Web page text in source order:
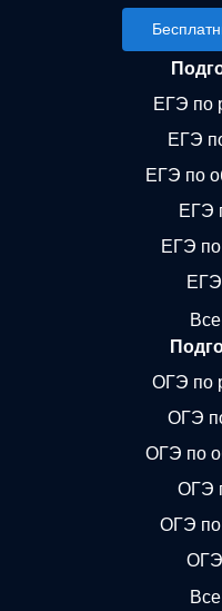
ЕГЭ по
ЕГЭ
ЕГЭ по
ЕГЭ
ЕГЭ
ОГЭ по
ОГЭ
ОГЭ по
ОГЭ
ОГЭ по
ОГЭ